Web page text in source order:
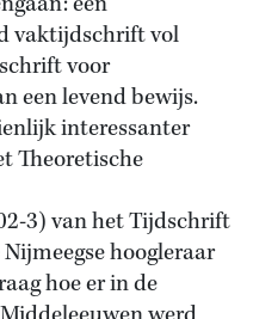
vaktijdschrift vol
voor
een levend bewijs.
interessanter
Theoretische
3) van het Tijdschrift
hoogleraar
hoe er in de